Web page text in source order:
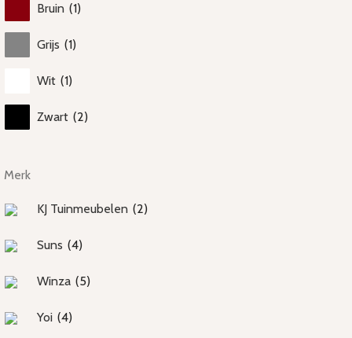
Bruin (1)
Grijs (1)
Wit (1)
Zwart (2)
Merk
KJ Tuinmeubelen (2)
Suns (4)
Winza (5)
Yoi (4)